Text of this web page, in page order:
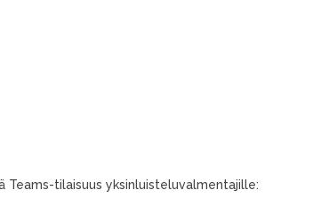
Teams-tilaisuus yksinluisteluvalmentajille: